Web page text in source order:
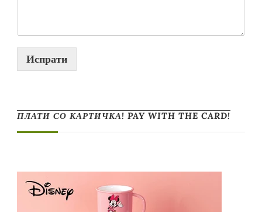
Испрати
ПЛАТИ СО КАРТИЧКА! PAY WITH THE CARD!